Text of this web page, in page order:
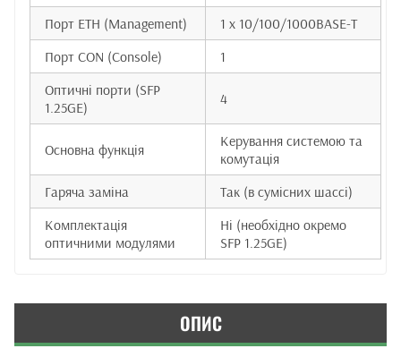
Порт ETH (Management)
1 x 10/100/1000BASE-T
Порт CON (Console)
1
Оптичні порти (SFP
1.25GE)
4
Основна функція
Керування системою та
комутація
Гаряча заміна
Так (в сумісних шассі)
Комплектація
оптичними модулями
Ні (необхідно окремо
SFP 1.25GE)
ОПИС